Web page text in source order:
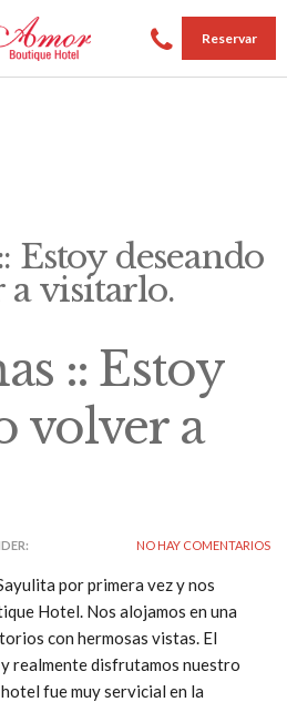
Reservar
Estoy deseando
a visitarlo.
:: Estoy
volver a
NO HAY COMENTARIOS
por primera vez y nos
Hotel. Nos alojamos en una
con hermosas vistas. El
realmente disfrutamos nuestro
fue muy servicial en la